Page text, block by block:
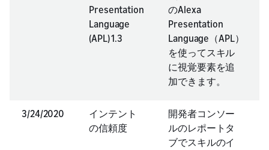
Presentation
Language
(APL) 1.3
のAlexa
Presentation
Language（APL）
を使ってスキル
に視覚要素を追
加できます。
3/24/2020
インテント
の信頼度
開発者コンソー
ルのレポートタ
ブでスキルのイ